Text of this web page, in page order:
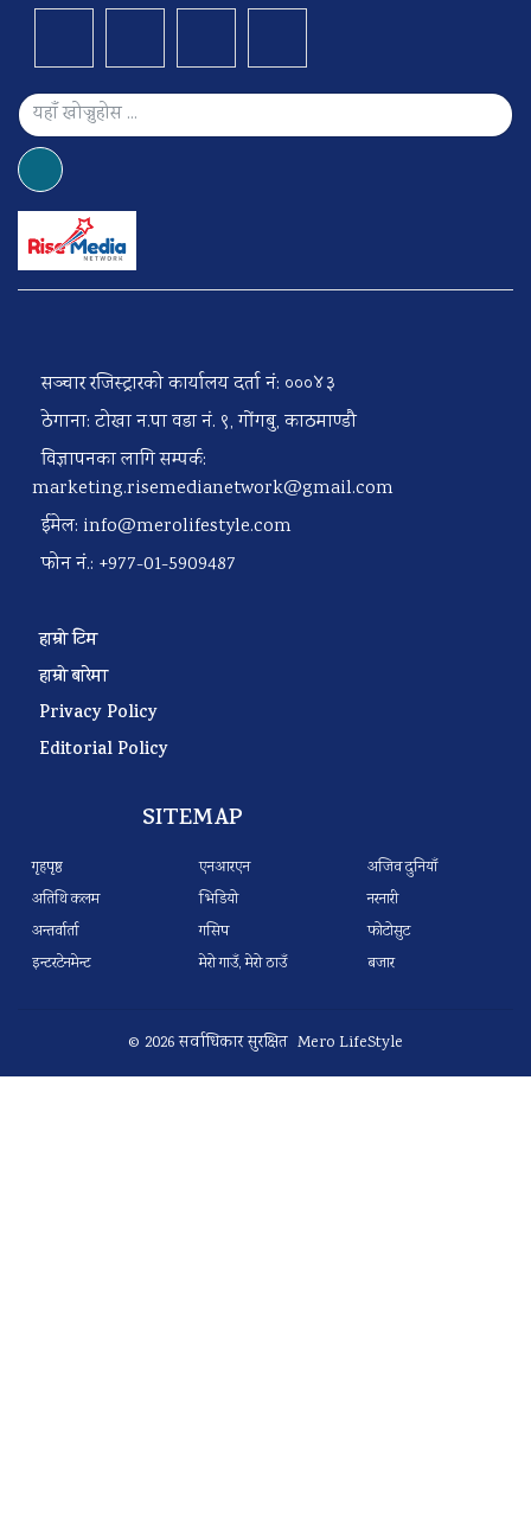
सञ्चार रजिस्ट्रारको कार्यालय दर्ता नं: ०००४३
ठेगाना: टोखा न.पा वडा नं. ९, गोंगबु, काठमाण्डौ
विज्ञापनका लागि सम्पर्क:
marketing.risemedianetwork@gmail.com
ईमेल: info@merolifestyle.com
फोन नं.: +977-01-5909487
हाम्रो टिम
हाम्रो बारेमा
Privacy Policy
Editorial Policy
SITEMAP
गृहपृष्ठ
अतिथि कलम
अन्तर्वार्ता
इन्टरटेनमेन्ट
एनआरएन
भिडियो
गसिप
मेरो गाउँ, मेरो ठाउँ
अजिव दुनियाँ
नरनारी
फोटोसुट
बजार
© 2026 सर्वाधिकार सुरक्षित Mero LifeStyle